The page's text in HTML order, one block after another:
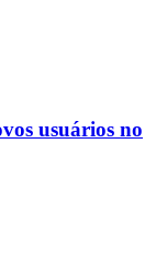
usuários no